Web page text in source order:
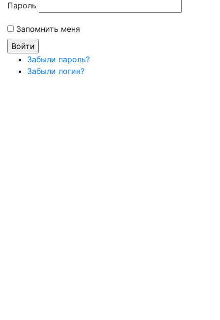
Пароль
Запомнить меня
Забыли пароль?
Забыли логин?